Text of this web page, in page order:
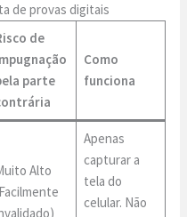
de provas digitais
de
parte
Como
funciona
Alto
Apenas
capturar a
tela do
celular. Não